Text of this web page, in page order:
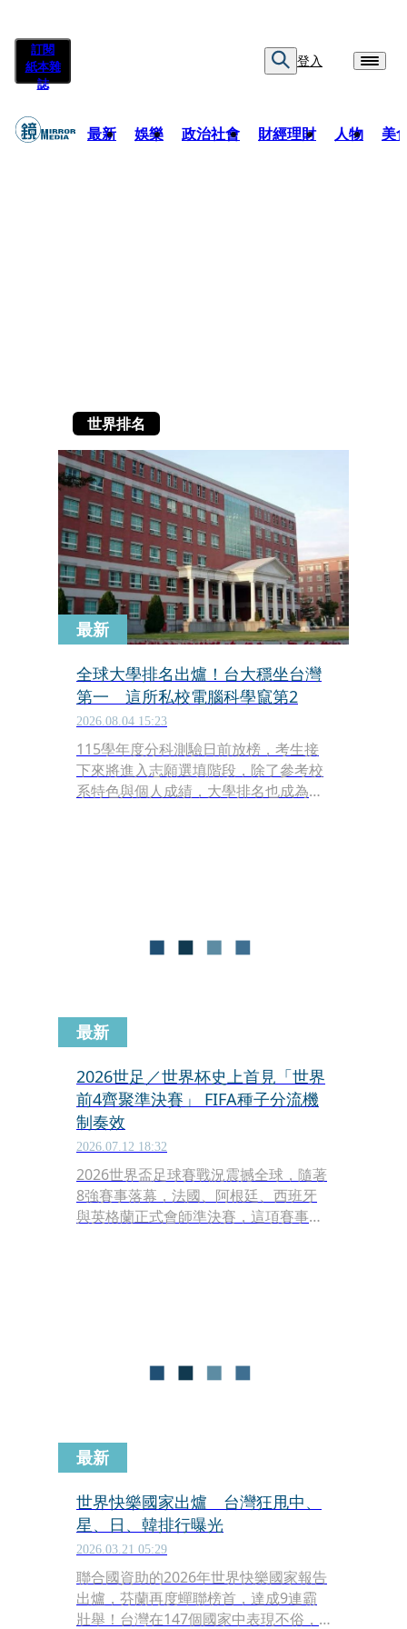
訂閱
紙本雜
誌
登入
最新 娛樂 政治社會 財經理財 人物 美
世界排名
最新
全球大學排名出爐！台大穩坐台灣
第一 這所私校電腦科學竄第2
2026.08.04 15:23
115學年度分科測驗日前放榜，考生接
下來將進入志願選填階段，除了參考校
系特色與個人成績，大學排名也成為不
學更衝上全台第2。
最新
2026世足／世界杯史上首見「世界
前4齊聚準決賽」 FIFA種子分流機
制奏效
2026.07.12 18:32
2026世界盃足球賽戰況震撼全球，隨著
8強賽事落幕，法國、阿根廷、西班牙
與英格蘭正式會師準決賽，這項賽事紀
最新
世界快樂國家出爐 台灣狂甩中、
星、日、韓排行曝光
2026.03.21 05:29
聯合國資助的2026年世界快樂國家報告
出爐，芬蘭再度蟬聯榜首，達成9連霸
壯舉！台灣在147個國家中表現不俗，